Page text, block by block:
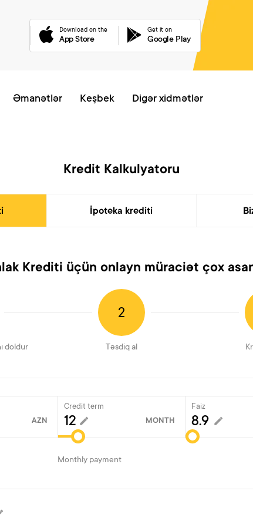
Download on the
App Store
Get it on
Google Play
Əmanətlər Keşbek Digər xidmətlər
Kredit Kalkulyatoru
İpoteka krediti
Krediti üçün onlayn müraciət çox
doldur
2
Təsdiq al
AZN
Credit term
MONTH
Faiz
Monthly payment